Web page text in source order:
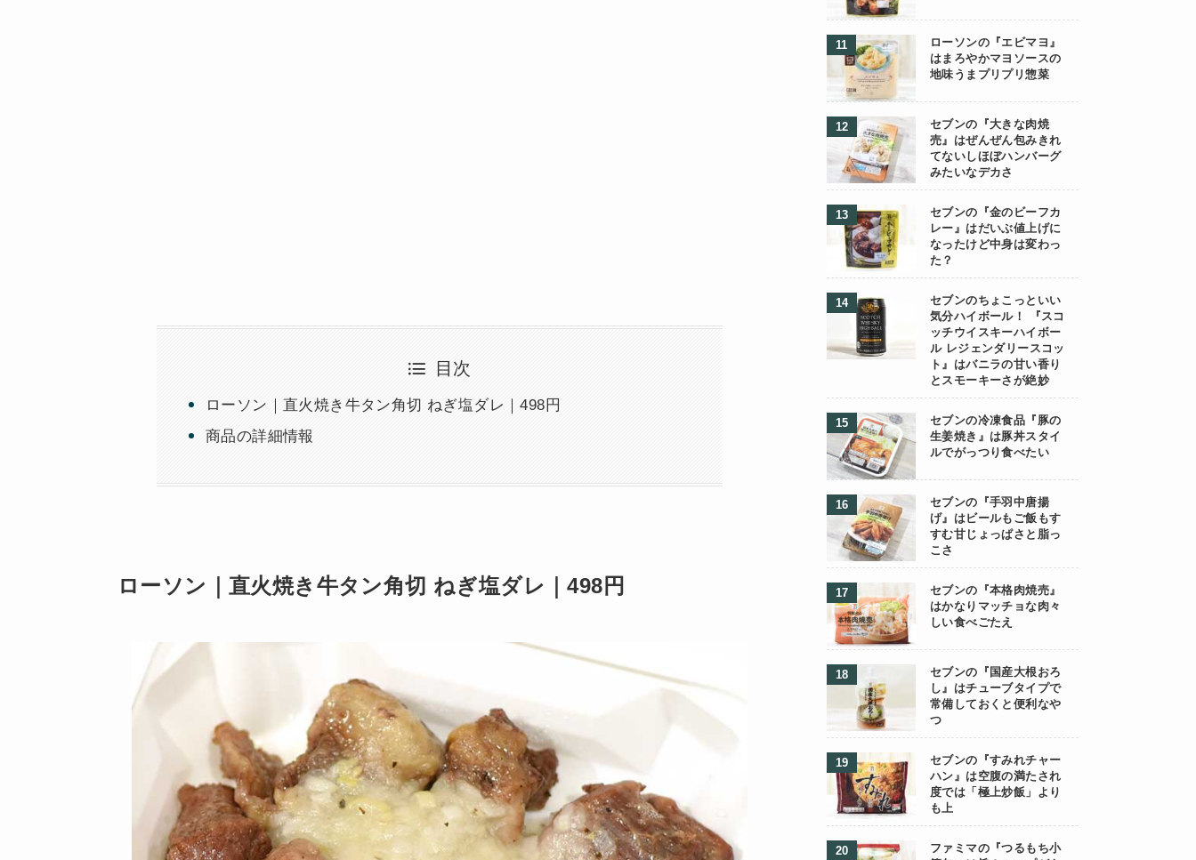
目次
ローソン｜直火焼き牛タン角切 ねぎ塩ダレ｜498円
商品の詳細情報
ローソン｜直火焼き牛タン角切 ねぎ塩ダレ｜498円
ローソンの『エビマヨ』
はまろやかマヨソースの
地味うまプリプリ惣菜
セブンの『大きな肉焼
売』はぜんぜん包みきれ
てないしほぼハンバーグ
みたいなデカさ
セブンの『金のビーフカ
レー』はだいぶ値上げに
なったけど中身は変わっ
た？
セブンのちょこっといい
気分ハイボール！ 『スコ
ッチウイスキーハイボー
ル レジェンダリースコッ
ト』はバニラの甘い香り
とスモーキーさが絶妙
セブンの冷凍食品『豚の
生姜焼き』は豚丼スタイ
ルでがっつり食べたい
セブンの『手羽中唐揚
げ』はビールもご飯もす
すむ甘じょっぱさと脂っ
こさ
セブンの『本格肉焼売』
はかなりマッチョな肉々
しい食べごたえ
セブンの『国産大根おろ
し』はチューブタイプで
常備しておくと便利なや
つ
セブンの『すみれチャー
ハン』は空腹の満たされ
度では「極上炒飯」より
も上
ファミマの『つるもち小